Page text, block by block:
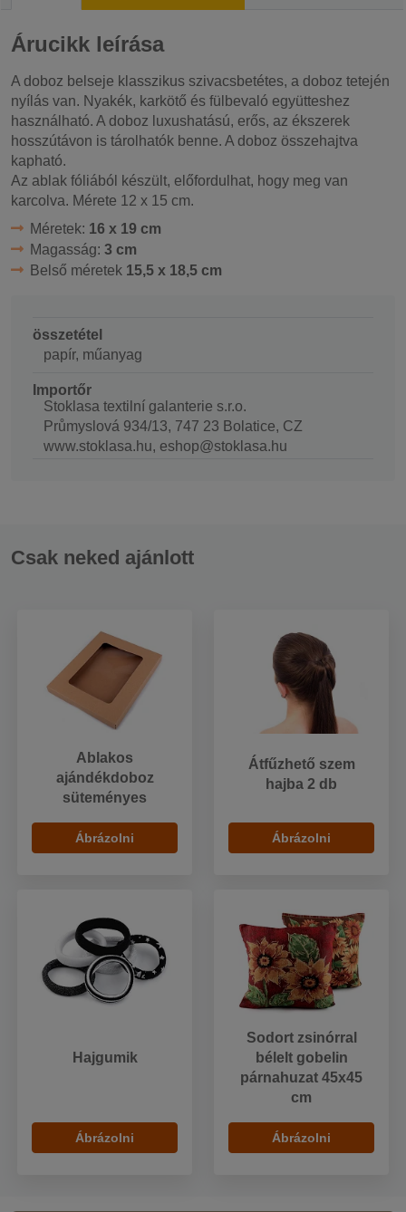
Árucikk leírása
A doboz belseje klasszikus szivacsbetétes, a doboz tetején
nyílás van. Nyakék, karkötő és fülbevaló együtteshez
használható. A doboz luxushatású, erős, az ékszerek
hosszútávon is tárolhatók benne. A doboz összehajtva
kapható.
Az ablak fóliából készült, előfordulhat, hogy meg van
karcolva. Mérete 12 x 15 cm.
Méretek: 16 x 19 cm
Magasság: 3 cm
Belső méretek 15,5 x 18,5 cm
összetétel
papír, műanyag
Importőr
Stoklasa textilní galanterie s.r.o.
Průmyslová 934/13, 747 23 Bolatice, CZ
www.stoklasa.hu, eshop@stoklasa.hu
Csak neked ajánlott
Ablakos
ajándékdoboz
süteményes
Ábrázolni
Átfűzhető szem
hajba 2 db
Ábrázolni
Hajgumik
Ábrázolni
Sodort zsinórral
bélelt gobelin
párnahuzat 45x45
cm
Ábrázolni